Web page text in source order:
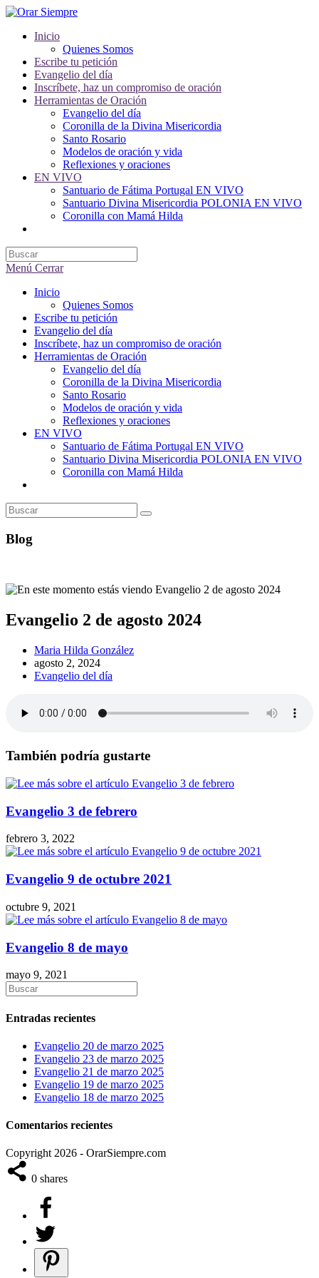
Saltar
contenido
Inicio
Quienes Somos
Escribe tu petición
Evangelio del día
Inscríbete, haz un compromiso de oración
Herramientas de Oración
Evangelio del día
Coronilla de la Divina Misericordia
Santo Rosario
Modelos de oración y vida
Reflexiones y oraciones
EN VIVO
Santuario de Fátima Portugal EN VIVO
Santuario Divina Misericordia POLONIA EN VIVO
Coronilla con Mamá Hilda
de
la
Menú Cerrar
Inicio
Quienes Somos
Escribe tu petición
Evangelio del día
Inscríbete, haz un compromiso de oración
Herramientas de Oración
Evangelio del día
Coronilla de la Divina Misericordia
Santo Rosario
Modelos de oración y vida
Reflexiones y oraciones
EN VIVO
Santuario de Fátima Portugal EN VIVO
Santuario Divina Misericordia POLONIA EN VIVO
Coronilla con Mamá Hilda
de
Blog
Evangelio 2 de agosto 2024
Autor
de
la
Maria Hilda González
Publicación
de
agosto 2, 2024
Categoría
entrada:
Evangelio del día
También podría gustarte
Evangelio 3 de febrero
febrero 3, 2022
Evangelio 9 de octubre 2021
octubre 9, 2021
Evangelio 8 de mayo
mayo 9, 2021
Entradas recientes
Evangelio 20 de marzo 2025
Evangelio 23 de marzo 2025
Evangelio 21 de marzo 2025
Evangelio 19 de marzo 2025
Evangelio 18 de marzo 2025
Comentarios recientes
Copyright 2026 - OrarSiempre.com
0 shares